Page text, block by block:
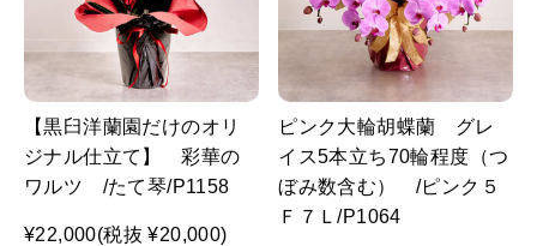
【黒臼洋蘭園だけのオリ
ジナル仕立て】 彩華の
ワルツ /たて琴/P1158
¥22,000(税抜 ¥20,000)
ピンク大輪胡蝶蘭 グレ
イス5本立ち70輪程度（つ
ぼみ数含む） /ピンク５
Ｆ７Ｌ/P1064